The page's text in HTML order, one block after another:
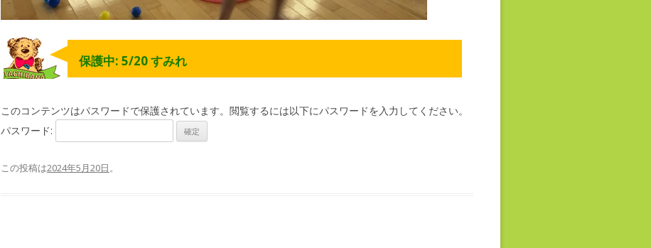
保護中: 5/20 すみれ
このコンテンツはパスワードで保護されています。閲覧するには以下にパスワードを入力してください。
パスワード:
この投稿は2024年5月20日。